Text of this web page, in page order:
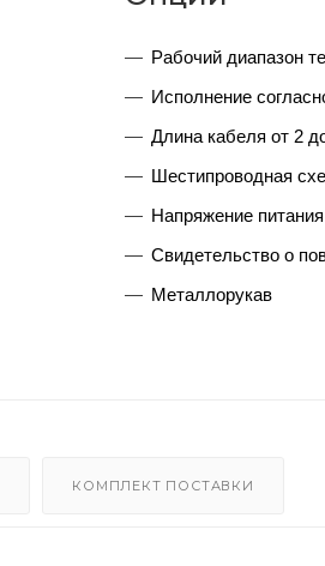
Рабочий диапазон
Исполнение
Длина кабеля от 2
Шестипроводная
Напряжение
Свидетельство о
Металлорукав
КОМПЛЕКТ ПОСТАВКИ